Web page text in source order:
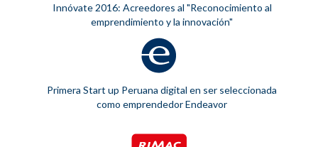
Innóvate 2016: Acreedores al "Reconocimiento al
emprendimiento y la innovación"
Primera Start up Peruana digital en ser seleccionada
como emprendedor Endeavor